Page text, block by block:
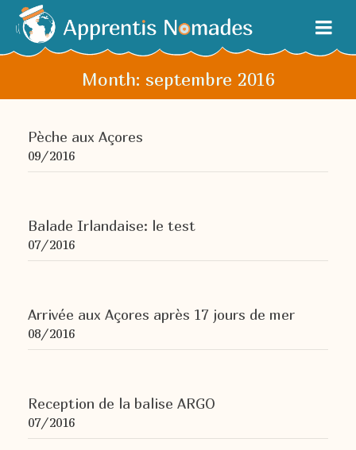
Month: septembre 2016
Pèche aux Açores
09/2016
Balade Irlandaise: le test
07/2016
Arrivée aux Açores après 17 jours de mer
08/2016
Reception de la balise ARGO
07/2016